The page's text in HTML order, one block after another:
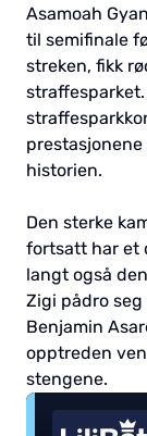
Asamoah
til semifinale
streken, fikk
historien.
Den sterke
fortsatt har et
langt også
Zigi pådro
Benjamin
opptreden
stengene.